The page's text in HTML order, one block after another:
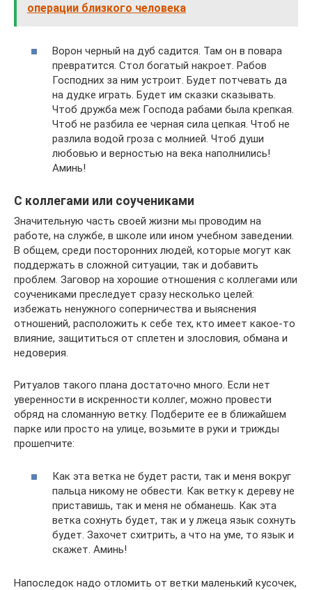
операции близкого человека
Ворон черный на дуб садится. Там он в повара
превратится. Стол богатый накроет. Рабов
Господних за ним устроит. Будет потчевать да
на дудке играть. Будет им сказки сказывать.
Чтоб дружба меж Господа рабами была крепкая.
Чтоб не разбила ее черная сила цепкая. Чтоб не
разлила водой гроза с молнией. Чтоб души
любовью и верностью на века наполнились!
Аминь!
С коллегами или соучениками
Значительную часть своей жизни мы проводим на
работе, на службе, в школе или ином учебном заведении.
В общем, среди посторонних людей, которые могут как
поддержать в сложной ситуации, так и добавить
проблем. Заговор на хорошие отношения с коллегами или
соучениками преследует сразу несколько целей:
избежать ненужного соперничества и выяснения
отношений, расположить к себе тех, кто имеет какое-то
влияние, защититься от сплетен и злословия, обмана и
недоверия.
Ритуалов такого плана достаточно много. Если нет
уверенности в искренности коллег, можно провести
обряд на сломанную ветку. Подберите ее в ближайшем
парке или просто на улице, возьмите в руки и трижды
прошепчите:
Как эта ветка не будет расти, так и меня вокруг
пальца никому не обвести. Как ветку к дереву не
приставишь, так и меня не обманешь. Как эта
ветка сохнуть будет, так и у лжеца язык сохнуть
будет. Захочет схитрить, а что на уме, то язык и
скажет. Аминь!
Напоследок надо отломить от ветки маленький кусочек,